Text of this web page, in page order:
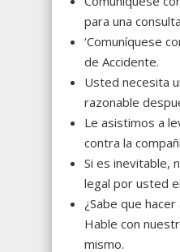
para una
‘Comuníquese
de Accidente.
Usted necesita
razonable
Le asistimos a
contra la
Si es inevitable,
legal por usted
¿Sabe que
Hable con
mismo.